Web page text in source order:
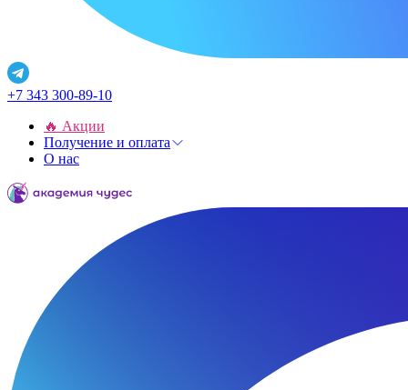
+7 343 300-89-10
🔥 Акции
Получение и оплата
О нас